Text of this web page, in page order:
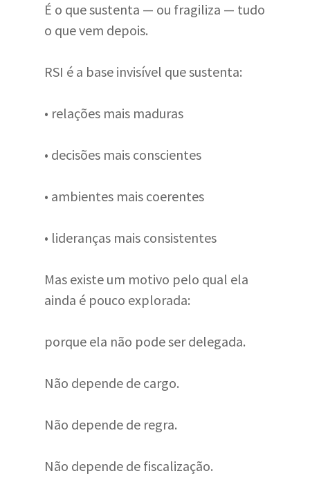
É o que sustenta — ou fragiliza — tudo
o que vem depois.
RSI é a base invisível que sustenta:
• relações mais maduras
• decisões mais conscientes
• ambientes mais coerentes
• lideranças mais consistentes
Mas existe um motivo pelo qual ela
ainda é pouco explorada:
porque ela não pode ser delegada.
Não depende de cargo.
Não depende de regra.
Não depende de fiscalização.